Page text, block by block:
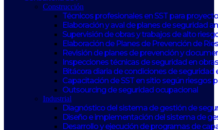
Construcción
Técnicos profesionales en SST para
Elaboración y aval de planes de seguridad
Supervisión de obras y trabajos de alto
Elaboración de Planes de Prevención de
Revisión de planes de prevención y
Inspecciones técnicas de seguridad en
Bitácora diaria de condiciones de seguridad
Capacitación de SST en sitio según riesgos
Outsourcing de seguridad ocupacional
Industrial
Diagnóstico del sistema de gestión de
Diseño e implementación del sistema de
Desarrollo y ejecución de programas de